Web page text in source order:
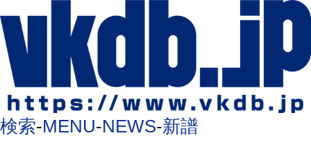
検索-MENU-NEWS-新譜